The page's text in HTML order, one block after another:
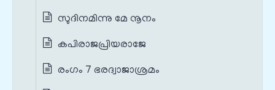
സുദിനമിന്നു മേ നൂനം
കപിരാജപ്രിയരാജേ
രംഗം 7 ഭരദ്വാജാശ്രമം